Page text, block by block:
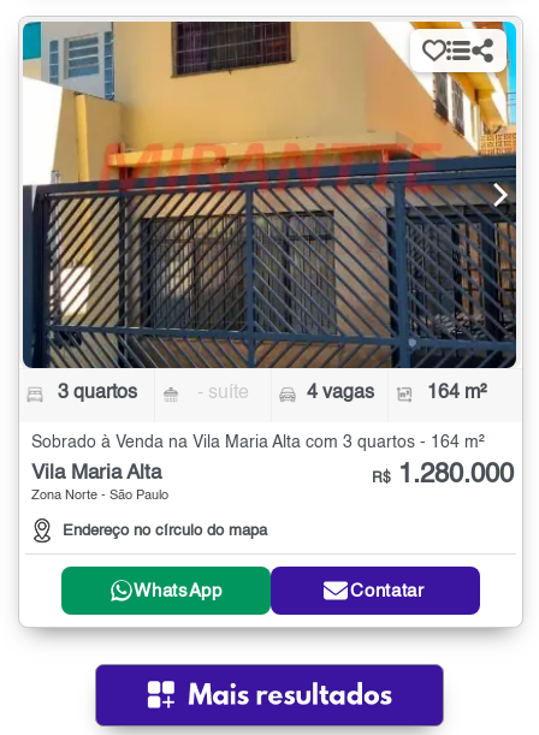
3 quartos - suíte 4 vagas 164 m²
Sobrado à Venda na Vila Maria Alta com 3 quartos - 164 m²
Vila Maria Alta
Zona Norte - São Paulo
Endereço no círculo do mapa
R$ 1.280.000
WhatsApp Contatar